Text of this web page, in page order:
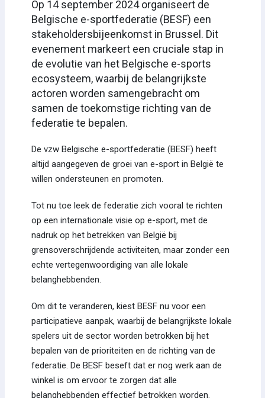
Op 14 september 2024 organiseert de
Belgische e-sportfederatie (BESF) een
stakeholdersbijeenkomst in Brussel. Dit
evenement markeert een cruciale stap in
de evolutie van het Belgische e-sports
ecosysteem, waarbij de belangrijkste
actoren worden samengebracht om
samen de toekomstige richting van de
federatie te bepalen.
De vzw Belgische e-sportfederatie (BESF) heeft
altijd aangegeven de groei van e-sport in België te
willen ondersteunen en promoten.
Tot nu toe leek de federatie zich vooral te richten
op een internationale visie op e-sport, met de
nadruk op het betrekken van België bij
grensoverschrijdende activiteiten, maar zonder een
echte vertegenwoordiging van alle lokale
belanghebbenden.
Om dit te veranderen, kiest BESF nu voor een
participatieve aanpak, waarbij de belangrijkste lokale
spelers uit de sector worden betrokken bij het
bepalen van de prioriteiten en de richting van de
federatie. De BESF beseft dat er nog werk aan de
winkel is om ervoor te zorgen dat alle
belanghebbenden effectief betrokken worden.